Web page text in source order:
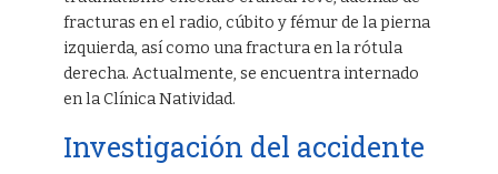
fracturas en el radio, cúbito y fémur de la pierna
izquierda, así como una fractura en la rótula
derecha. Actualmente, se encuentra internado
en la Clínica Natividad.
Investigación del accidente